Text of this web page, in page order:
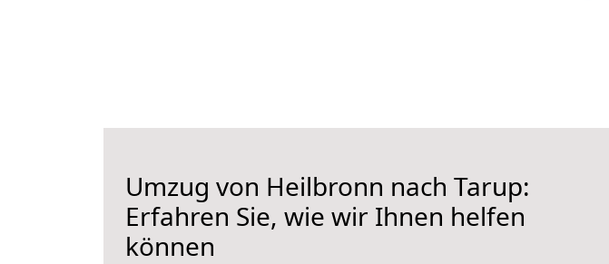
Umzug von Heilbronn nach Tarup:
Erfahren Sie, wie wir Ihnen helfen
können